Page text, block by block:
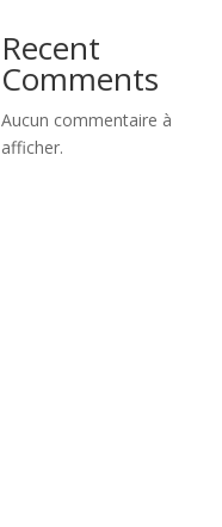
Recent
Comments
Aucun commentaire à
afficher.